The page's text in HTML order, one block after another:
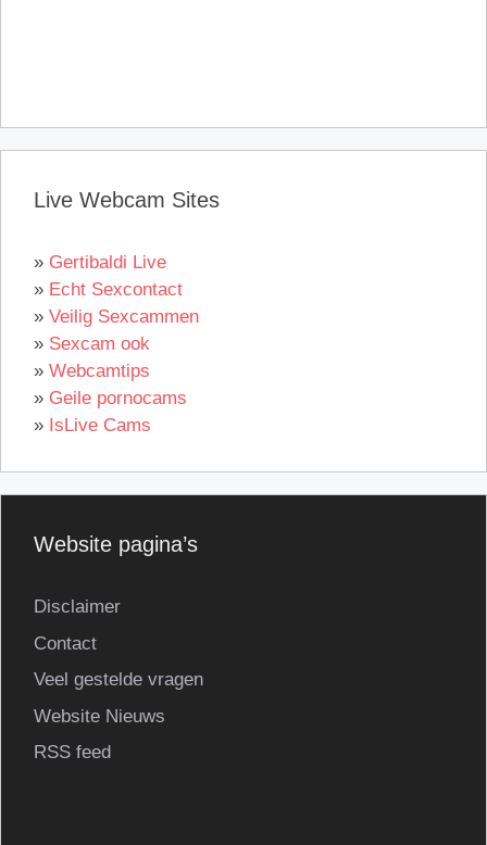
Live Webcam Sites
» Gertibaldi Live
» Echt Sexcontact
» Veilig Sexcammen
» Sexcam ook
» Webcamtips
» Geile pornocams
» IsLive Cams
Website pagina’s
Disclaimer
Contact
Veel gestelde vragen
Website Nieuws
RSS feed